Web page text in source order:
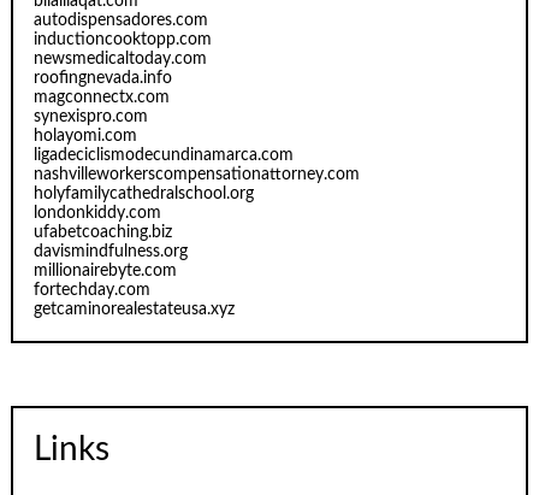
autodispensadores.com
inductioncooktopp.com
newsmedicaltoday.com
roofingnevada.info
magconnectx.com
synexispro.com
holayomi.com
ligadeciclismodecundinamarca.com
nashvilleworkerscompensationattorney.com
holyfamilycathedralschool.org
londonkiddy.com
ufabetcoaching.biz
davismindfulness.org
millionairebyte.com
fortechday.com
getcaminorealestateusa.xyz
Links